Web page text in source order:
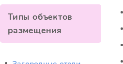
Типы объектов
размещения